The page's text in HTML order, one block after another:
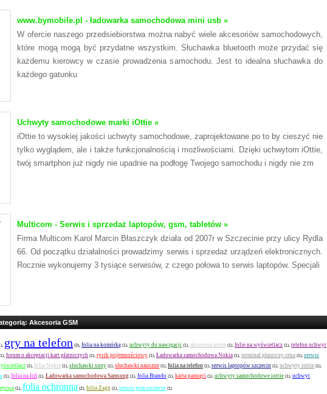
www.bymobile.pl - ładowarka samochodowa mini usb »
W ofercie naszego przedsiebiorstwa można nabyć wiele akcesoriów samochodowych,
które mogą mogą być przydatne wszystkim. Słuchawka bluetooth może przydać się
każdemu kierowcy w czasie prowadzenia samochodu. Jest to idealna słuchawka do
każdego gatunku
Uchwyty samochodowe marki iOttie »
iOttie to wysokiej jakości uchwyty samochodowe, zaprojektowane po to by cieszyć nie
tylko wyglądem, ale i także funkcjonalnością i możliwościami. Dzięki uchwytom iOttie,
twój smartphon już nigdy nie upadnie na podłogę Twojego samochodu i nigdy nie zm
Multicom - Serwis i sprzedaż laptopów, gsm, tabletów »
Firma Multicom Karol Marcin Błaszczyk działa od 2007r w Szczecinie przy ulicy Rydla
66. Od początku działalności prowadzimy serwis i sprzedaż urządzeń elektronicznych.
Rocznie wykonujemy 3 tysiące serwisów, z czego połowa to serwis laptopów. Specjali
Akcesoria GSM
, gry na telefon (3), folia na komórkę (1), uchwyty do nawigacji (1), akcesoria iottie (1), folie na wyświetlacz (1), telefon uchwyt
, forum o akceptacji kart płatniczych (1), rysik pojemnościowy (1), Ładowarka samochodowa Nokia (1), terminal płatniczy cena (1), serwis
(1), folia Nokia (1), słuchawki sony (1), słuchawki nauszne (1), folia na telefon (1), serwis laptopów szczecin (1), uchwyty iottie (1),
(1), folia na lcd (1), Ładowarka samochodowa Samsung (1), folia Brando (1), karta pamięci (1), uchwyty samochodowe iottie (1), uchwyt
(1), folia ochronna (2), folia Zagg (1), serwis gsm szczecin (1)